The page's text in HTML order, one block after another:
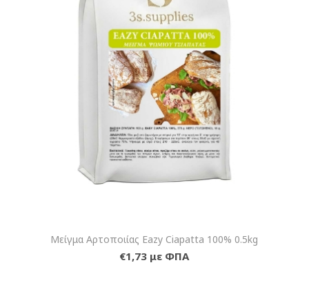
Μείγμα Αρτοποιίας Eazy Ciapatta 100% 0.5kg
€1,73 με ΦΠΑ